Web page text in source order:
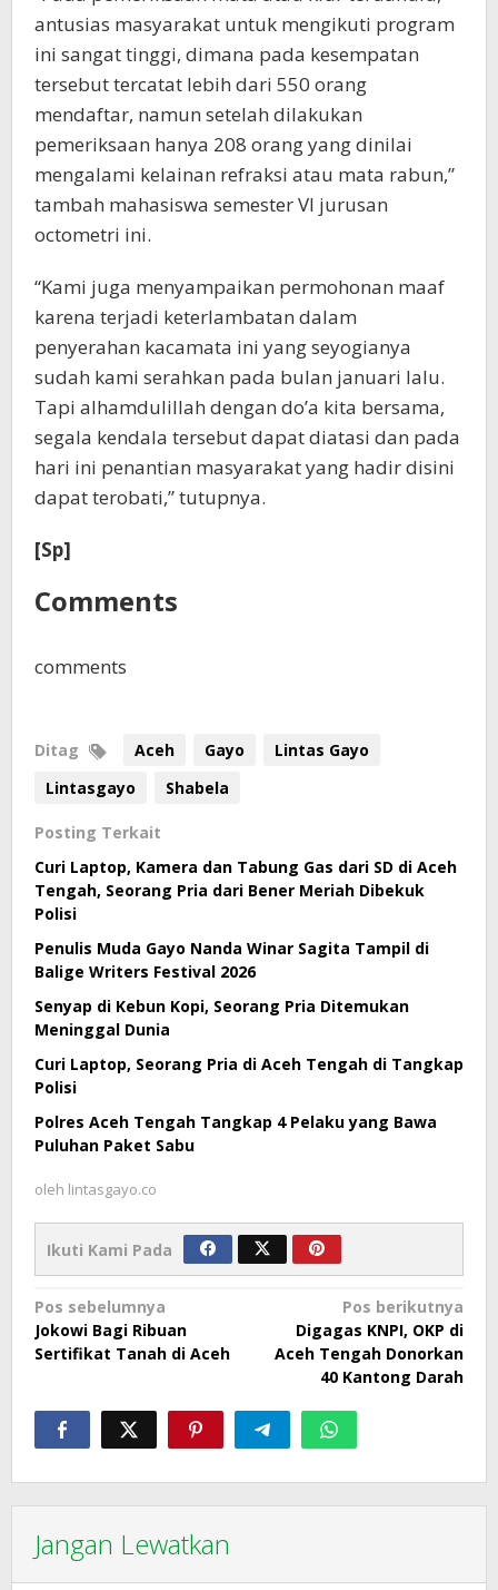
antusias masyarakat untuk mengikuti program
ini sangat tinggi, dimana pada kesempatan
tersebut tercatat lebih dari 550 orang
mendaftar, namun setelah dilakukan
pemeriksaan hanya 208 orang yang dinilai
mengalami kelainan refraksi atau mata rabun,”
tambah mahasiswa semester VI jurusan
octometri ini.
“Kami juga menyampaikan permohonan maaf
karena terjadi keterlambatan dalam
penyerahan kacamata ini yang seyogianya
sudah kami serahkan pada bulan januari lalu.
Tapi alhamdulillah dengan do’a kita bersama,
segala kendala tersebut dapat diatasi dan pada
hari ini penantian masyarakat yang hadir disini
dapat terobati,” tutupnya.
[Sp]
Comments
comments
Ditag Aceh Gayo
Lintas Gayo
Lintasgayo
Shabela
Posting Terkait
Curi Laptop, Kamera dan Tabung Gas dari SD di Aceh
Tengah, Seorang Pria dari Bener Meriah Dibekuk
Polisi
Penulis Muda Gayo Nanda Winar Sagita Tampil di
Balige Writers Festival 2026
Senyap di Kebun Kopi, Seorang Pria Ditemukan
Meninggal Dunia
Curi Laptop, Seorang Pria di Aceh Tengah di Tangkap
Polisi
Polres Aceh Tengah Tangkap 4 Pelaku yang Bawa
Puluhan Paket Sabu
oleh lintasgayo.co
Ikuti Kami Pada
Navigasi
pos
Pos sebelumnya
Jokowi Bagi Ribuan
Sertifikat Tanah di Aceh
Pos berikutnya
Digagas KNPI, OKP di
Aceh Tengah Donorkan
40 Kantong Darah
Jangan Lewatkan